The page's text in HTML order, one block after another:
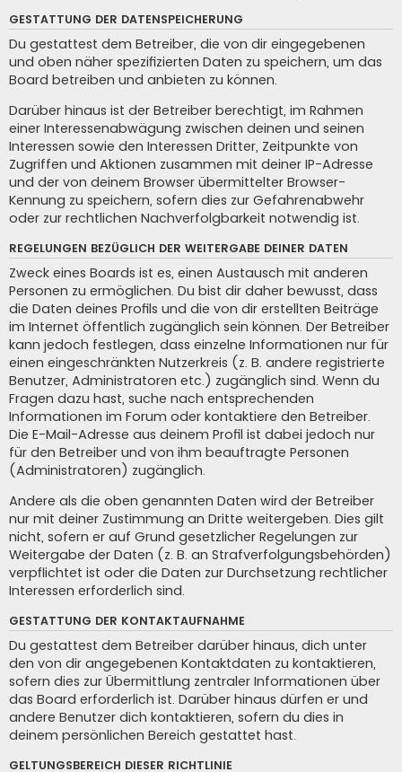
GESTATTUNG DER DATENSPEICHERUNG
Du gestattest dem Betreiber, die von dir eingegebenen
und oben näher spezifizierten Daten zu speichern, um das
Board betreiben und anbieten zu können.
Darüber hinaus ist der Betreiber berechtigt, im Rahmen
einer Interessenabwägung zwischen deinen und seinen
Interessen sowie den Interessen Dritter, Zeitpunkte von
Zugriffen und Aktionen zusammen mit deiner IP-Adresse
und der von deinem Browser übermittelter Browser-
Kennung zu speichern, sofern dies zur Gefahrenabwehr
oder zur rechtlichen Nachverfolgbarkeit notwendig ist.
REGELUNGEN BEZÜGLICH DER WEITERGABE DEINER DATEN
Zweck eines Boards ist es, einen Austausch mit anderen
Personen zu ermöglichen. Du bist dir daher bewusst, dass
die Daten deines Profils und die von dir erstellten Beiträge
im Internet öffentlich zugänglich sein können. Der Betreiber
kann jedoch festlegen, dass einzelne Informationen nur für
einen eingeschränkten Nutzerkreis (z. B. andere registrierte
Benutzer, Administratoren etc.) zugänglich sind. Wenn du
Fragen dazu hast, suche nach entsprechenden
Informationen im Forum oder kontaktiere den Betreiber.
Die E-Mail-Adresse aus deinem Profil ist dabei jedoch nur
für den Betreiber und von ihm beauftragte Personen
(Administratoren) zugänglich.
Andere als die oben genannten Daten wird der Betreiber
nur mit deiner Zustimmung an Dritte weitergeben. Dies gilt
nicht, sofern er auf Grund gesetzlicher Regelungen zur
Weitergabe der Daten (z. B. an Strafverfolgungsbehörden)
verpflichtet ist oder die Daten zur Durchsetzung rechtlicher
Interessen erforderlich sind.
GESTATTUNG DER KONTAKTAUFNAHME
Du gestattest dem Betreiber darüber hinaus, dich unter
den von dir angegebenen Kontaktdaten zu kontaktieren,
sofern dies zur Übermittlung zentraler Informationen über
das Board erforderlich ist. Darüber hinaus dürfen er und
andere Benutzer dich kontaktieren, sofern du dies in
deinem persönlichen Bereich gestattet hast.
GELTUNGSBEREICH DIESER RICHTLINIE